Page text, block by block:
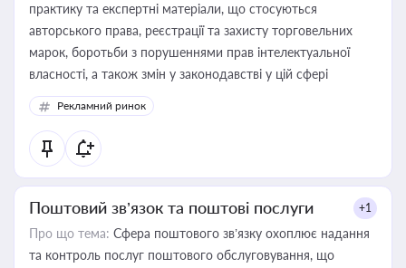
практику та експертні матеріали, що стосуються
авторського права, реєстрації та захисту торговельних
марок, боротьби з порушеннями прав інтелектуальної
власності, а також змін у законодавстві у цій сфері
Рекламний ринок
Поштовий зв’язок та поштові послуги +1
Про що тема: Сфера поштового зв’язку охоплює надання
та контроль послуг поштового обслуговування, що